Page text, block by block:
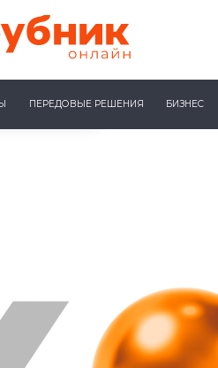
ПЕРЕДОВЫЕ РЕШЕНИЯ БИЗНЕС